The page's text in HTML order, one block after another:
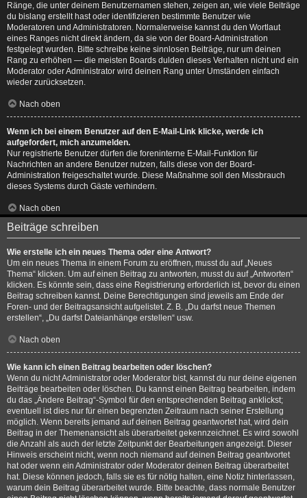
Ränge, die unter deinem Benutzernamen stehen, zeigen an, wie viele Beiträge
du bislang erstellt hast oder identifizieren bestimmte Benutzer wie
Moderatoren und Administratoren. Normalerweise kannst du den Wortlaut
eines Ranges nicht direkt ändern, da sie von der Board-Administration
festgelegt wurden. Bitte schreibe keine sinnlosen Beiträge, nur um deinen
Rang zu erhöhen — die meisten Boards dulden dieses Verhalten nicht und ein
Moderator oder Administrator wird deinen Rang unter Umständen einfach
wieder zurücksetzen.
Nach oben
Wenn ich bei einem Benutzer auf den E-Mail-Link klicke, werde ich
aufgefordert, mich anzumelden.
Nur registrierte Benutzer dürfen die foreninterne E-Mail-Funktion für
Nachrichten an andere Benutzer nutzen, falls diese von der Board-
Administration freigeschaltet wurde. Diese Maßnahme soll den Missbrauch
dieses Systems durch Gäste verhindern.
Nach oben
Beiträge schreiben
Wie erstelle ich ein neues Thema oder eine Antwort?
Um ein neues Thema in einem Forum zu eröffnen, musst du auf „Neues
Thema“ klicken. Um auf einen Beitrag zu antworten, musst du auf „Antworten“
klicken. Es könnte sein, dass eine Registrierung erforderlich ist, bevor du einen
Beitrag schreiben kannst. Deine Berechtigungen sind jeweils am Ende der
Foren- und der Beitragsansicht aufgelistet. Z. B. „Du darfst neue Themen
erstellen“, „Du darfst Dateianhänge erstellen“ usw.
Nach oben
Wie kann ich einen Beitrag bearbeiten oder löschen?
Wenn du nicht Administrator oder Moderator bist, kannst du nur deine eigenen
Beiträge bearbeiten oder löschen. Du kannst einen Beitrag bearbeiten, indem
du das „Ändere Beitrag“-Symbol für den entsprechenden Beitrag anklickst;
eventuell ist dies nur für einen begrenzten Zeitraum nach seiner Erstellung
möglich. Wenn bereits jemand auf deinen Beitrag geantwortet hat, wird dein
Beitrag in der Themenansicht als überarbeitet gekennzeichnet. Es wird sowohl
die Anzahl als auch der letzte Zeitpunkt der Bearbeitungen angezeigt. Dieser
Hinweis erscheint nicht, wenn noch niemand auf deinen Beitrag geantwortet
hat oder wenn ein Administrator oder Moderator deinen Beitrag überarbeitet
hat. Diese können jedoch, falls sie es für nötig halten, eine Notiz hinterlassen,
warum dein Beitrag überarbeitet wurde. Bitte beachte, dass normale Benutzer